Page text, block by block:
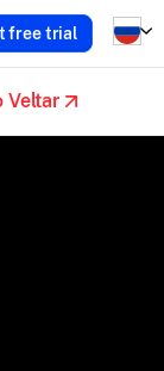
free trial
Veltar